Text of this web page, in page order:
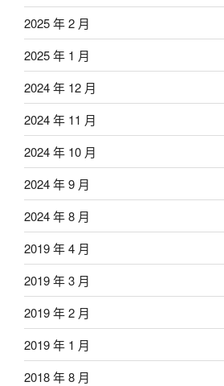
2025 年 2 月
2025 年 1 月
2024 年 12 月
2024 年 11 月
2024 年 10 月
2024 年 9 月
2024 年 8 月
2019 年 4 月
2019 年 3 月
2019 年 2 月
2019 年 1 月
2018 年 8 月